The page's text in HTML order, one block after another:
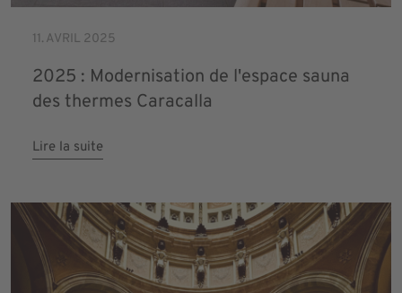
11. AVRIL 2025
2025 : Modernisation de l'espace sauna
des thermes Caracalla
Lire la suite